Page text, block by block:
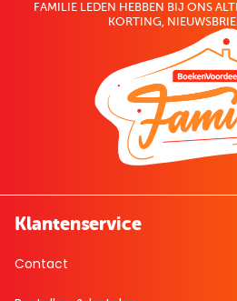
FAMILIE LEDEN HEBBEN BIJ ONS
KORTING,
Klantenservice
Contact